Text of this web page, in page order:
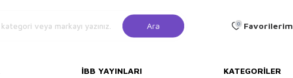
Ara 0 Favorilerim
İBB YAYINLARI KATEGORILER